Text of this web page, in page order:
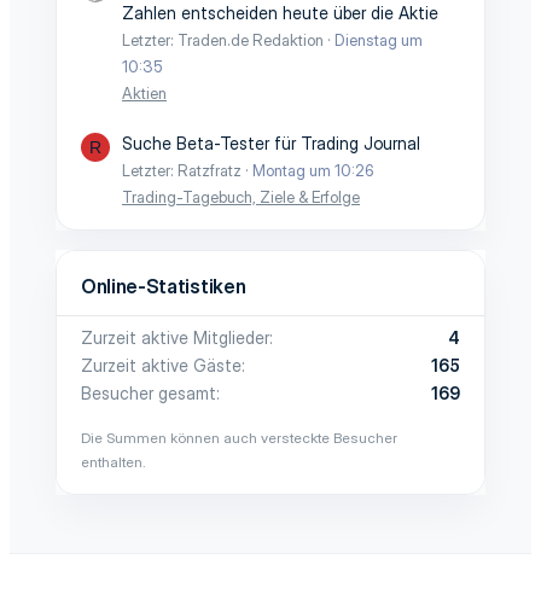
Zahlen entscheiden heute über die Aktie
Letzter: Traden.de Redaktion
Dienstag um
10:35
Aktien
R Suche Beta-Tester für Trading Journal
Letzter: Ratzfratz
Montag um 10:26
Trading-Tagebuch, Ziele & Erfolge
Online-Statistiken
Zurzeit aktive Mitglieder
4
Zurzeit aktive Gäste
165
Besucher gesamt
169
Die Summen können auch versteckte Besucher
enthalten.